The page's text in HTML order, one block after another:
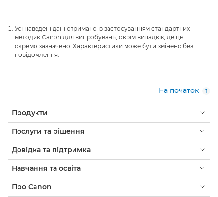
Усі наведені дані отримано із застосуванням стандартних
методик Canon для випробувань, окрім випадків, де це
окремо зазначено. Характеристики може бути змінено без
повідомлення.
На початок
Продукти
Послуги та рішення
Довідка та підтримка
Навчання та освіта
Про Canon